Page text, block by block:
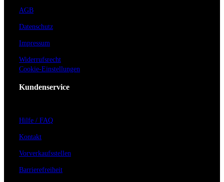
AGB
Datenschutz
Impressum
Widerrufsrecht
Cookie-Einstellungen
Kundenservice
Hilfe / FAQ
Kontakt
Vorverkaufsstellen
Barrierefreiheit